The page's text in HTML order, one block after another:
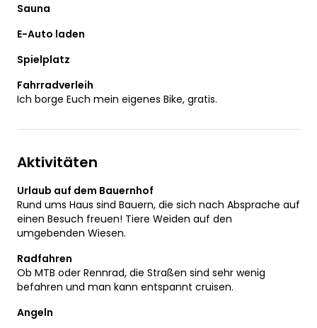
Sauna
E-Auto laden
Spielplatz
Fahrradverleih
Ich borge Euch mein eigenes Bike, gratis.
Aktivitäten
Urlaub auf dem Bauernhof
Rund ums Haus sind Bauern, die sich nach Absprache auf
einen Besuch freuen! Tiere Weiden auf den
umgebenden Wiesen.
Radfahren
Ob MTB oder Rennrad, die Straßen sind sehr wenig
befahren und man kann entspannt cruisen.
Angeln